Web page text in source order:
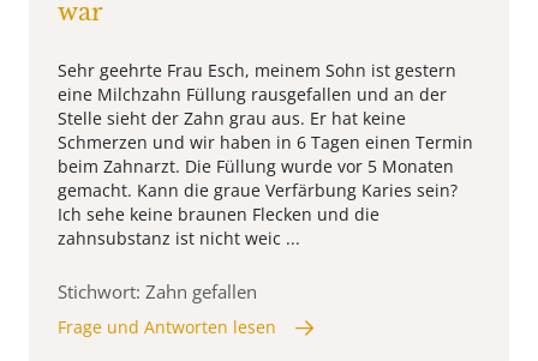
war
Sehr geehrte Frau Esch, meinem Sohn ist gestern
eine Milchzahn Füllung rausgefallen und an der
Stelle sieht der Zahn grau aus. Er hat keine
Schmerzen und wir haben in 6 Tagen einen Termin
beim Zahnarzt. Die Füllung wurde vor 5 Monaten
gemacht. Kann die graue Verfärbung Karies sein?
Ich sehe keine braunen Flecken und die
zahnsubstanz ist nicht weic ...
Stichwort: Zahn gefallen
Frage und Antworten lesen